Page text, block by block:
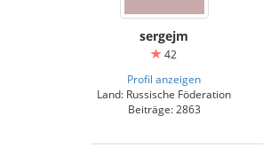
sergejm
42
Profil anzeigen
Land: Russische Föderation
Beiträge: 2863